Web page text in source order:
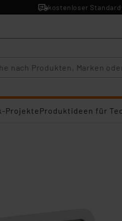
kostenloser
ProjekteProduktideen für